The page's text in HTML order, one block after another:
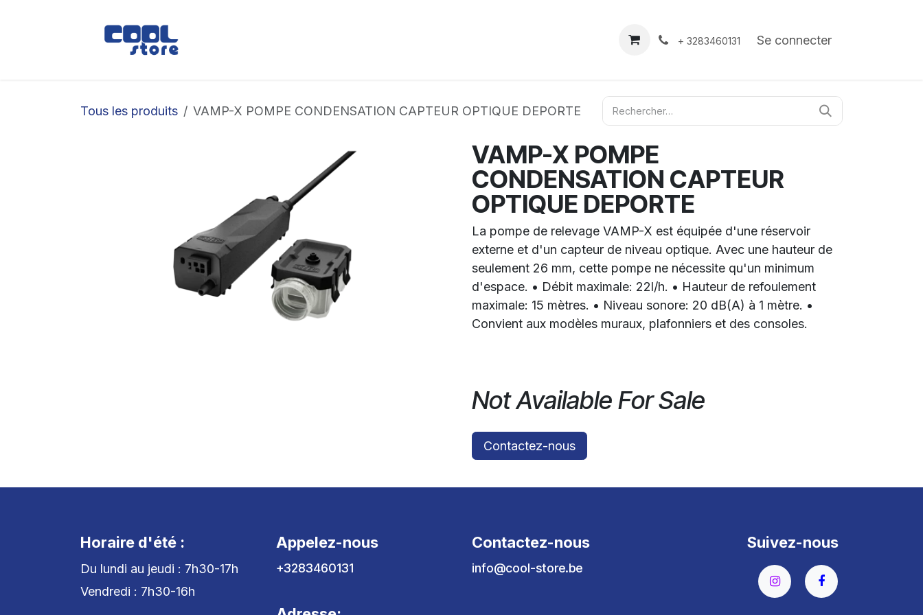
À propos Contact
+ 3283460131 Se connecter
Tous les produits VAMP-X POMPE CONDENSATION CAPTEUR OPTIQUE DEPORTE
VAMP-X POMPE
CONDENSATION CAPTEUR
OPTIQUE DEPORTE
La pompe de relevage VAMP-X est équipée d'une réservoir
externe et d'un capteur de niveau optique. Avec une hauteur de
seulement 26 mm, cette pompe ne nécessite qu'un minimum
d'espace. • Débit maximale: 22l/h. • Hauteur de refoulement
maximale: 15 mètres. • Niveau sonore: 20 dB(A) à 1 mètre. •
Convient aux modèles muraux, plafonniers et des consoles.
Not Available For Sale
Contactez-nous
Horaire d'été :
Du lundi au jeudi : 7h30-17h
Vendredi : 7h30-16h
Appelez-nous
+3283460131
Contactez-nous
info@cool-store.be
Suivez-nous